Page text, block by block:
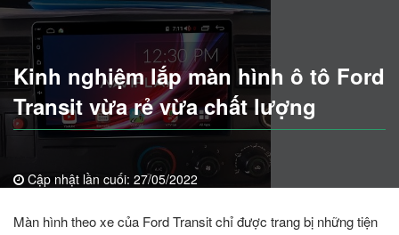
Kinh nghiệm lắp màn hình ô tô Ford
Transit vừa rẻ vừa chất lượng
Cập nhật lần cuối: 27/05/2022
Màn hình theo xe của Ford Transit chỉ được trang bị những tiện